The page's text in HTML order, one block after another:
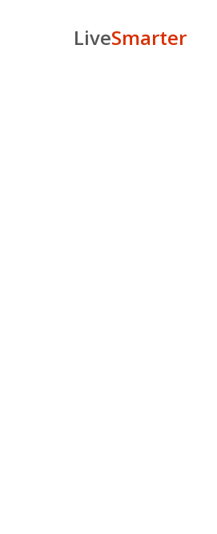
LiveSmarter